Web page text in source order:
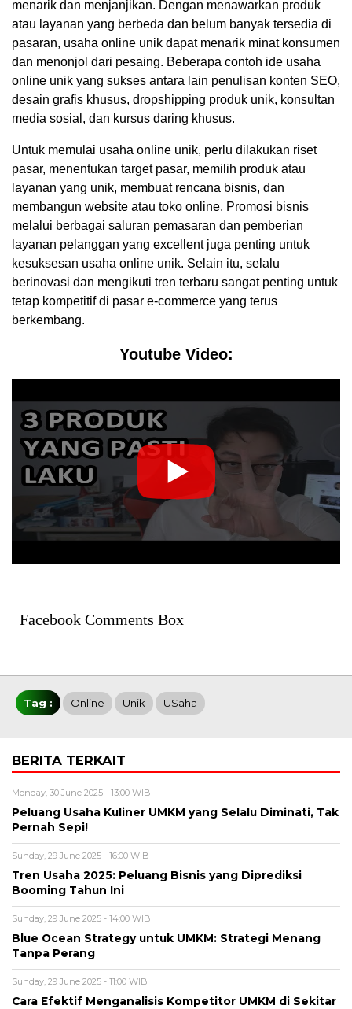
menarik dan menjanjikan. Dengan menawarkan produk
atau layanan yang berbeda dan belum banyak tersedia di
pasaran, usaha online unik dapat menarik minat konsumen
dan menonjol dari pesaing. Beberapa contoh ide usaha
online unik yang sukses antara lain penulisan konten SEO,
desain grafis khusus, dropshipping produk unik, konsultan
media sosial, dan kursus daring khusus.
Untuk memulai usaha online unik, perlu dilakukan riset
pasar, menentukan target pasar, memilih produk atau
layanan yang unik, membuat rencana bisnis, dan
membangun website atau toko online. Promosi bisnis
melalui berbagai saluran pemasaran dan pemberian
layanan pelanggan yang excellent juga penting untuk
kesuksesan usaha online unik. Selain itu, selalu
berinovasi dan mengikuti tren terbaru sangat penting untuk
tetap kompetitif di pasar e-commerce yang terus
berkembang.
Youtube Video:
Facebook Comments Box
Tag : Online Unik USaha
BERITA TERKAIT
Monday, 30 June 2025 - 13:00 WIB
Peluang Usaha Kuliner UMKM yang Selalu Diminati, Tak
Pernah Sepi!
Sunday, 29 June 2025 - 16:00 WIB
Tren Usaha 2025: Peluang Bisnis yang Diprediksi
Booming Tahun Ini
Sunday, 29 June 2025 - 14:00 WIB
Blue Ocean Strategy untuk UMKM: Strategi Menang
Tanpa Perang
Sunday, 29 June 2025 - 11:00 WIB
Cara Efektif Menganalisis Kompetitor UMKM di Sekitar